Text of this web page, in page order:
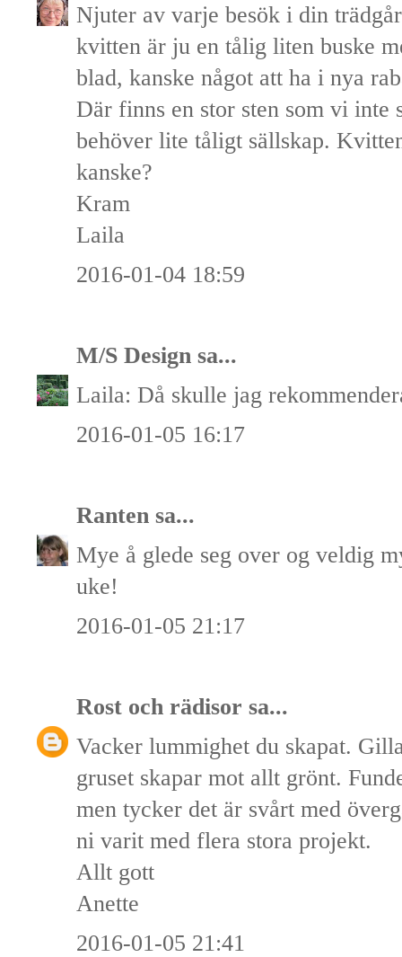
Njuter av varje besök i din
kvitten är ju en tålig liten buske
blad, kanske något att ha i nya
Där finns en stor sten som vi inte
behöver lite tåligt sällskap.
kanske?
Kram
Laila
2016-01-04 18:59
M/S Design sa...
Laila: Då skulle jag
2016-01-05 16:17
Ranten sa...
Mye å glede seg over og veldig
uke!
2016-01-05 21:17
Rost och rädisor sa...
Vacker lummighet du skapat.
gruset skapar mot allt grönt.
men tycker det är svårt med
ni varit med flera stora projekt.
Allt gott
Anette
2016-01-05 21:41